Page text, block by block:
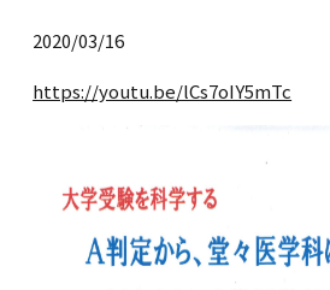
2020/03/16
https://youtu.be/lCs7oIY5mTc